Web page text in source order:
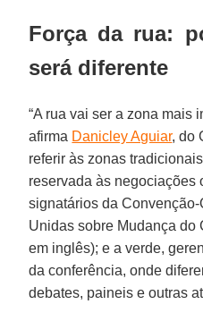
Força da rua:
será diferente
“A rua vai ser a zona mais
afirma Danicley Aguiar, do
referir às zonas
reservada às negociações
signatários da
Unidas sobre Mudança do
em inglês); e a verde,
da conferência, onde
debates, paineis e outras